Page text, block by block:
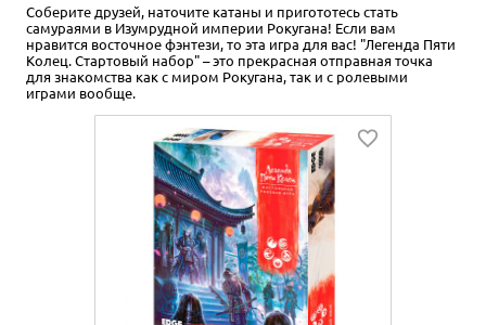
Соберите друзей, наточите катаны и пригототесь стать
самураями в Изумрудной империи Рокугана! Если вам
нравится восточное фэнтези, то эта игра для вас! "Легенда Пяти
Колец. Стартовый набор" – это прекрасная отправная точка
для знакомства как с миром Рокугана, так и с ролевыми
играми вообще.